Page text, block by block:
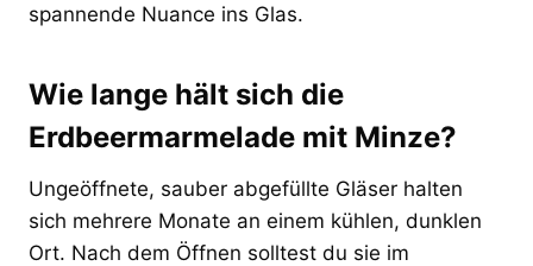
spannende Nuance ins Glas.
Wie lange hält sich die
Erdbeermarmelade mit Minze?
Ungeöffnete, sauber abgefüllte Gläser halten
sich mehrere Monate an einem kühlen, dunklen
Ort. Nach dem Öffnen solltest du sie im